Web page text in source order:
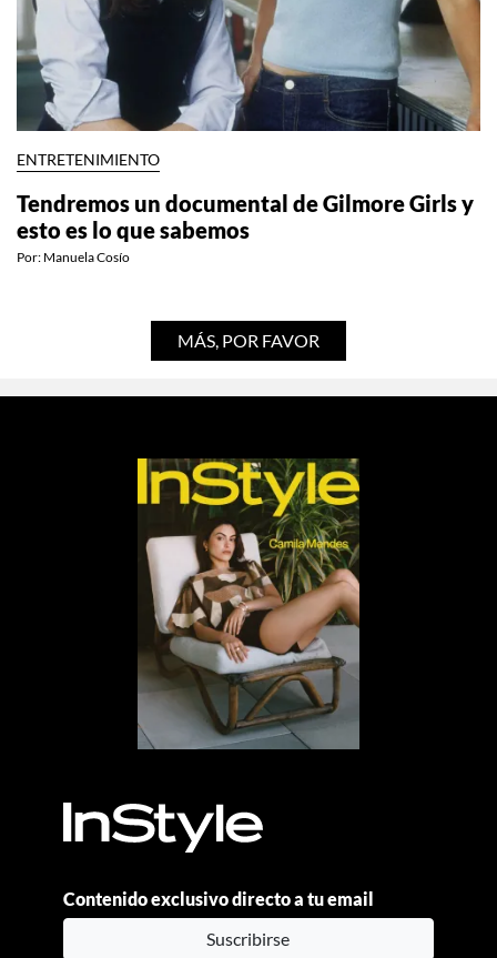
ENTRETENIMIENTO
Tendremos un documental de Gilmore Girls y
esto es lo que sabemos
Por: Manuela Cosío
MÁS, POR FAVOR
Contenido exclusivo directo a tu email
Suscribirse